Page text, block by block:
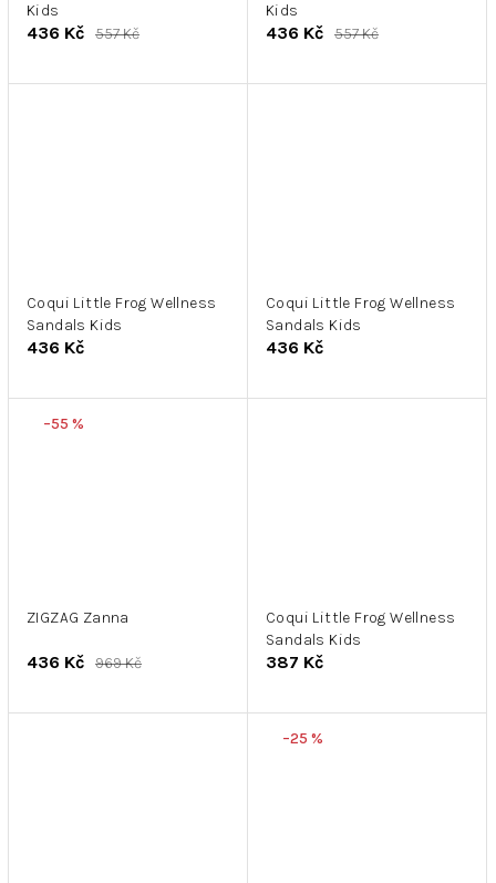
Kids
436 Kč 557 Kč
Kids
436 Kč 557 Kč
Coqui Little Frog Wellness
Sandals Kids
436 Kč
Coqui Little Frog Wellness
Sandals Kids
436 Kč
–55 %
ZIGZAG Zanna
436 Kč 969 Kč
Coqui Little Frog Wellness
Sandals Kids
387 Kč
–25 %